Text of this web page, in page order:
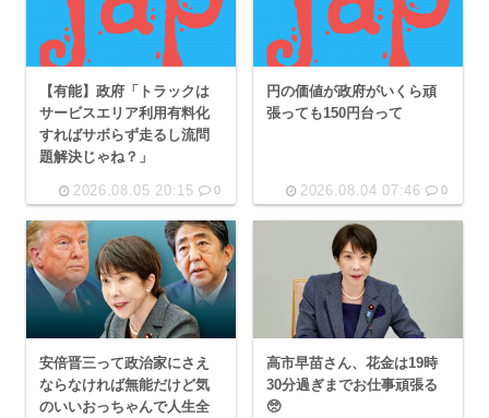
【有能】政府「トラックは
サービスエリア利用有料化
すればサボらず走るし流問
題解決じゃね？」
2026.08.05 20:15 0
円の価値が政府がいくら頑
張っても150円台って
2026.08.04 07:46 0
安倍晋三って政治家にさえ
ならなければ無能だけど気
のいいおっちゃんで人生全
高市早苗さん、花金は19時
30分過ぎまでお仕事頑張る
🥺